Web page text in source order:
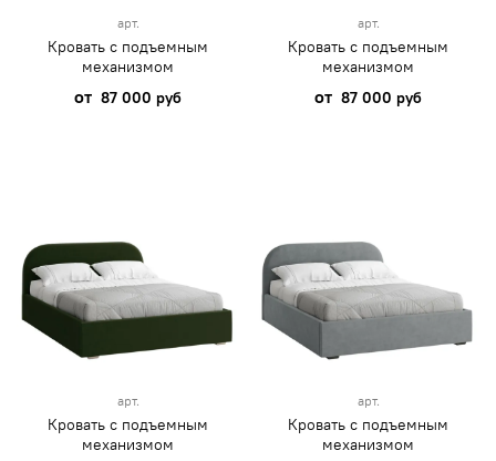
арт.
Кровать с подъемным
механизмом
от 87 000 руб
арт.
Кровать с подъемным
механизмом
от 87 000 руб
арт.
Кровать с подъемным
механизмом
арт.
Кровать с подъемным
механизмом